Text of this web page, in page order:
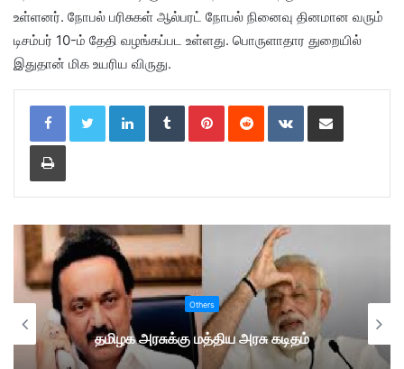
உள்ளனர். நோபல் பரிசுகள் ஆல்பரட் நோபல் நினைவு தினமான வரும்
டிசம்பர் 10-ம் தேதி வழங்கப்பட உள்ளது. பொருளாதார துறையில்
இதுதான் மிக உயரிய விருது.
LinkedIn Tumblr Pinterest Reddit VKontakte
Print
Others
தமிழக அரசுக்கு மத்திய அரசு கடிதம்